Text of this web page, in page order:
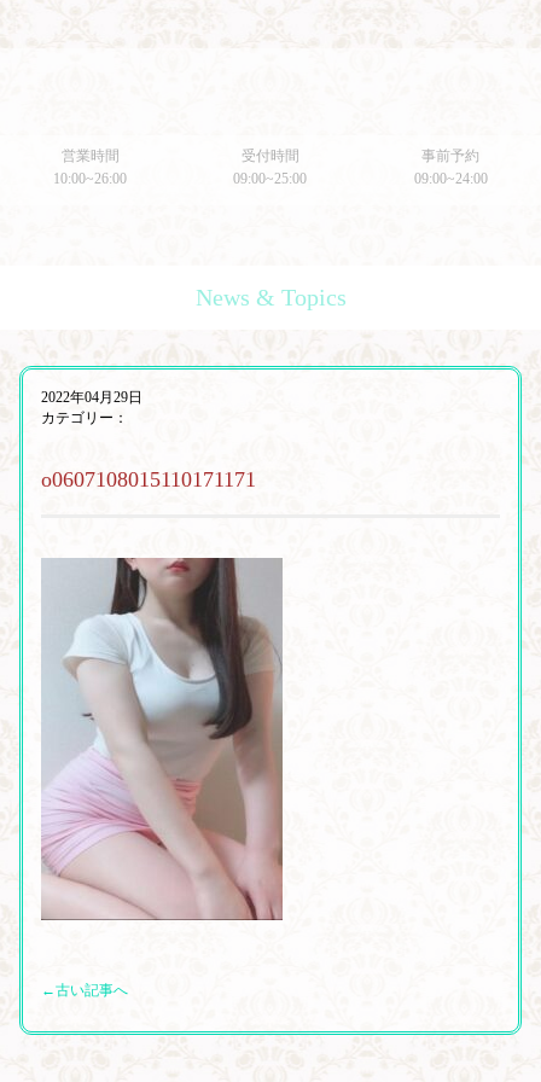
営業時間
10:00~26:00
受付時間
09:00~25:00
事前予約
09:00~24:00
News & Topics
2022年04月29日
カテゴリー：
o0607108015110171171
←古い記事へ